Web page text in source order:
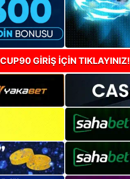
CUP90 GİRİŞ İÇİN TIKLAYINIZ!